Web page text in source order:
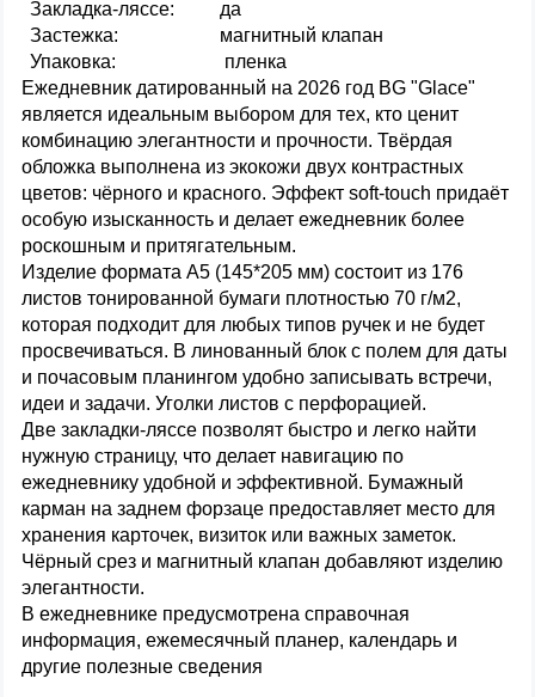
Закладка-ляссе:
да
Застежка:
магнитный клапан
Упаковка:
пленка
Ежедневник датированный на 2026 год BG "Glace"
является идеальным выбором для тех, кто ценит
комбинацию элегантности и прочности. Твёрдая
обложка выполнена из экокожи двух контрастных
цветов: чёрного и красного. Эффект soft-touch придаёт
особую изысканность и делает ежедневник более
роскошным и притягательным.
Изделие формата А5 (145*205 мм) состоит из 176
листов тонированной бумаги плотностью 70 г/м2,
которая подходит для любых типов ручек и не будет
просвечиваться. В линованный блок с полем для даты
и почасовым планингом удобно записывать встречи,
идеи и задачи. Уголки листов с перфорацией.
Две закладки-ляссе позволят быстро и легко найти
нужную страницу, что делает навигацию по
ежедневнику удобной и эффективной. Бумажный
карман на заднем форзаце предоставляет место для
хранения карточек, визиток или важных заметок.
Чёрный срез и магнитный клапан добавляют изделию
элегантности.
В ежедневнике предусмотрена справочная
информация, ежемесячный планер, календарь и
другие полезные сведения